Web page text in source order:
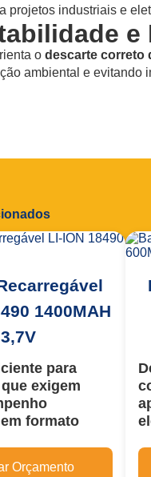
projetos industriais e
e
o descarte correto
ambiental e evitando
1400MAH
3,7V
para
exigem
formato
padrão
, é
que
Orçamento